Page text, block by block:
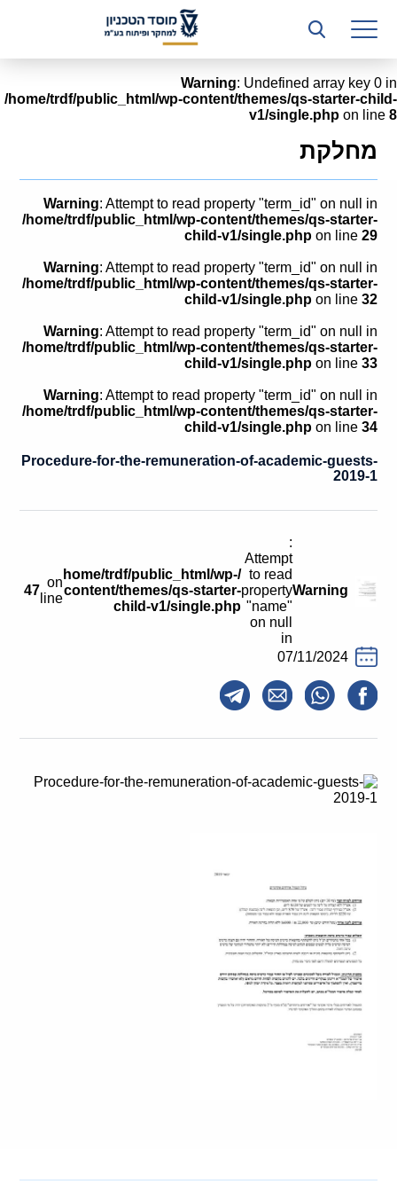
רשות המחקר
היחידה העסקית (T3)
קשרי תעשייה
ביה”ס ללימודי המשך
המכון הישראלי לטכנולוגיות ייצור חומרים
משאבי אנוש
כספים וכלכלה
המחלקה המשפטית
מחלקת תפעול
קולות קוראים
Warning: Undefined array key 0 in
/home/trdf/public_html/wp-content/themes/qs-starter-child-
v1/single.php on line 8
מחלקת
Warning: Attempt to read property "term_id" on null in
/home/trdf/public_html/wp-content/themes/qs-starter-
child-v1/single.phpon line 29
Warning: Attempt to read property "term_id" on null in
/home/trdf/public_html/wp-content/themes/qs-starter-
child-v1/single.phpon line 32
Warning: Attempt to read property "term_id" on null in
/home/trdf/public_html/wp-content/themes/qs-starter-
child-v1/single.phpon line 33
Warning: Attempt to read property "term_id" on null in
/home/trdf/public_html/wp-content/themes/qs-starter-
child-v1/single.phpon line 34
Procedure-for-the-remuneration-of-academic-guests-
2019-1
Warning
:
Attempt
to read
property
"name"
on null
in
/home/trdf/public_html/wp-
content/themes/qs-starter-
child-v1/single.php
on
line
47
07/11/2024